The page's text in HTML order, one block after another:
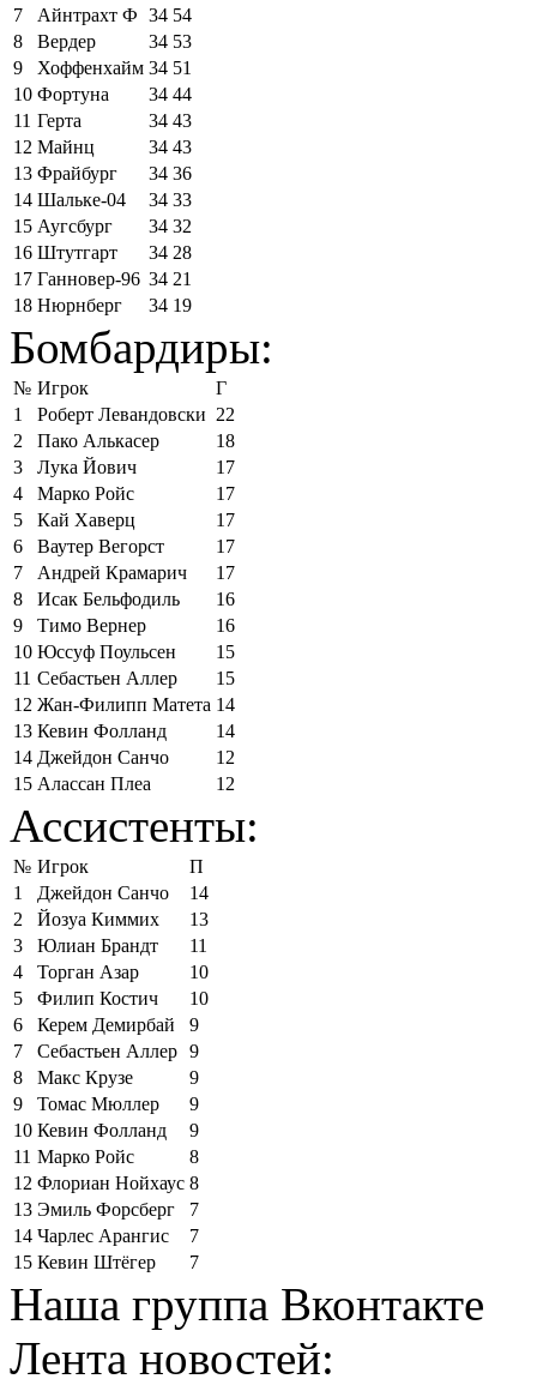
7
Айнтрахт Ф 34 54
8
Вердер 34 53
9
Хоффенхайм 34 51
10 Фортуна 34 44
11 Герта 34 43
12 Майнц 34 43
13 Фрайбург 34 36
14 Шальке-04 34 33
15 Аугсбург 34 32
16 Штутгарт 34 28
17 Ганновер-96 34 21
18 Нюрнберг 34 19
Бомбардиры:
№ Игрок
Г
1
Роберт Левандовски 22
2
Пако Алькасер
18
3
Лука Йович
17
4
Марко Ройс
17
5
Кай Хаверц
17
6
Ваутер Вегорст
17
7
Андрей Крамарич
17
8
Исак Бельфодиль
16
9
Тимо Вернер
16
10 Юссуф Поульсен
15
11 Себастьен Аллер
15
12 Жан-Филипп Матета 14
13 Кевин Фолланд
14
14 Джейдон Санчо
12
15 Алассан Плеа 12
Ассистенты:
№ Игрок
П
1
Джейдон Санчо
14
2
Йозуа Киммих
13
3
Юлиан Брандт
11
4
Торган Азар
10
5
Филип Костич
10
6
Керем Демирбай
9
7
Себастьен Аллер 9
8
Макс Крузе
9
9
Томас Мюллер
9
10 Кевин Фолланд
9
11 Марко Ройс
8
12 Флориан Нойхаус 8
13 Эмиль Форсберг
7
14 Чарлес Арангис
7
15 Кевин Штёгер 7
Наша группа Вконтакте
Лента новостей: